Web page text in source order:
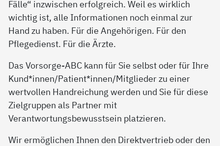
Fälle“ inzwischen erfolgreich. Weil es wirklich
wichtig ist, alle Informationen noch einmal zur
Hand zu haben. Für die Angehörigen. Für den
Pflegedienst. Für die Ärzte.
Das Vorsorge-ABC kann für Sie selbst oder für Ihre
Kund*innen/Patient*innen/Mitglieder zu einer
wertvollen Handreichung werden und Sie für diese
Zielgruppen als Partner mit
Verantwortungsbewusstsein platzieren.
Wir ermöglichen Ihnen den Direktvertrieb oder den